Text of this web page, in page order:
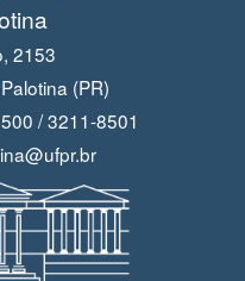
2153
CEP: 85950-000 - Palotina (PR)
/ 3211-8501